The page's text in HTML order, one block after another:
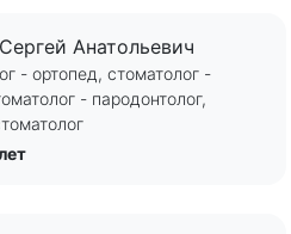
Анатольевич
- ортопед, стоматолог -
- пародонтолог,